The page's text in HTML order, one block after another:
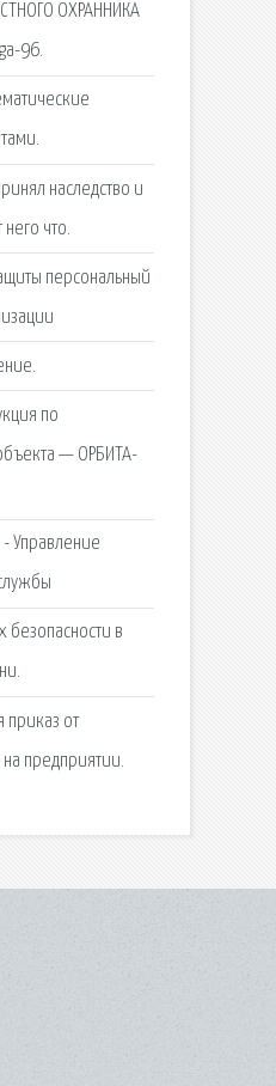
ОХРАННИКА
96.
наследство и
него что.
персональный
по
— ОРБИТА-
Управление
безопасности в
приказ от
предприятии.